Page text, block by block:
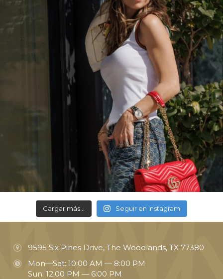
Cargar más... Seguir en Instagram
9595 Six Pines Drive, The Woodlands, TX 77380
Mon—Sat: 10:00 AM — 8:00 PM
Sun: 12:00 PM — 6:00 PM